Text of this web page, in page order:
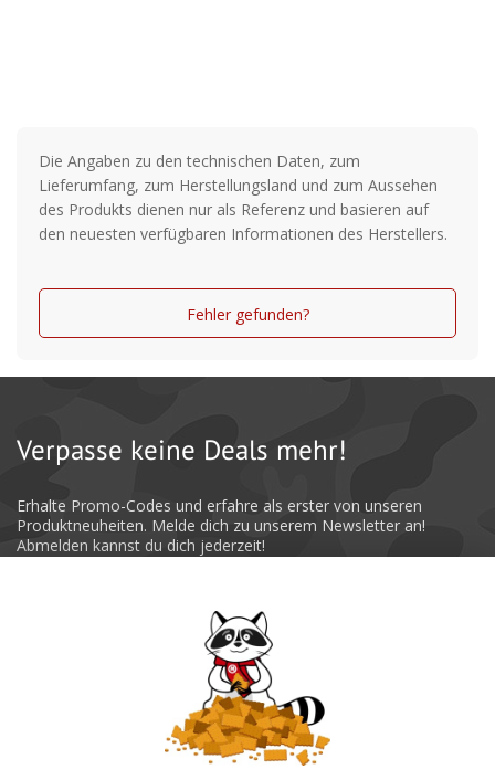
Die Angaben zu den technischen Daten, zum
Lieferumfang, zum Herstellungsland und zum Aussehen
des Produkts dienen nur als Referenz und basieren auf
den neuesten verfügbaren Informationen des Herstellers.
Fehler gefunden?
Verpasse keine Deals mehr!
Erhalte Promo-Codes und erfahre als erster von unseren
Produktneuheiten. Melde dich zu unserem Newsletter an!
Abmelden kannst du dich jederzeit!
Absenden